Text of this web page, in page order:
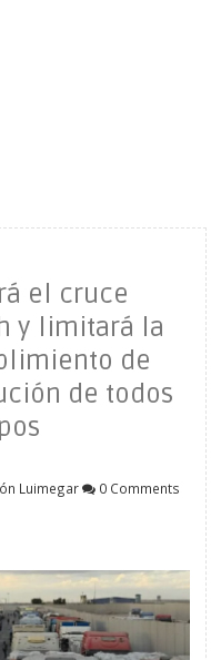
el cruce
y limitará la
de
de todos
Luimegar 0 Comments